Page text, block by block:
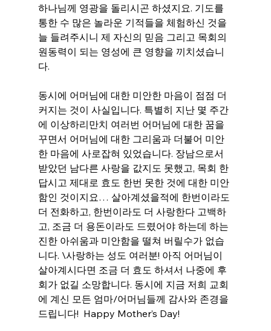
하나님께 영광을 돌리시곤 하셨지요. 기도를
통한 수 많은 놀라운 기적들을 체험하신 것을
늘 들려주시니 제 자신의 믿음 그리고 목회의
원동력이 되는 영성에 큰 영향을 끼치셨습니
다.
동시에 어머님에 대한 미안한 마음이 점점 더
커지는 것이 사실입니다. 특별히 지난 몇 주간
에 이상하리만치 여러번 어머님에 대한 꿈을
꾸면서 어머님에 대한 그리움과 더불어 미안
한 마음에 사로잡혀 있었습니다. 장남으로서
받았던 남다른 사랑을 값지도 못했고, 목회 한
답시고 제대로 효도 한번 못한 것에 대한 미안
함인 것이지요… 살아계셨을적에 한번이라도
더 전화하고, 한번이라도 더 사랑한다 고백하
고, 조금 더 용돈이라도 드렸어야 하는데 하는
진한 아쉬움과 미안함을 떨쳐 버릴수가 없습
니다. \사랑하는 성도 여러분! 아직 어머님이
살아계시다면 조금 더 효도 하셔서 나중에 후
회가 없길 소망합니다. 동시에 지금 저희 교회
에 계신 모든 엄마/어머님들께 감사와 존경을
드립니다!  Happy Mother’s Day!